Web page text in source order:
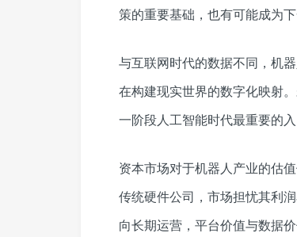
策的重要基础，也有可能成为
与互联网时代的数据不同，机
在构建现实世界的数字化映射
一阶段人工智能时代最重要的入
资本市场对于机器人产业的估
传统硬件公司，市场担忧其利
向长期运营，平台价值与数据